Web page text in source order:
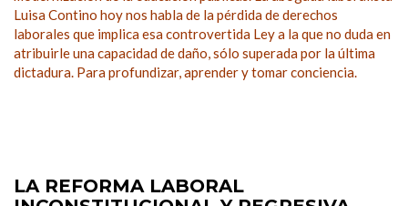
Luisa Contino hoy nos habla de la pérdida de derechos
laborales que implica esa controvertida Ley a la que no duda en
atribuirle una capacidad de daño, sólo superada por la última
dictadura. Para profundizar, aprender y tomar conciencia.
LA REFORMA LABORAL